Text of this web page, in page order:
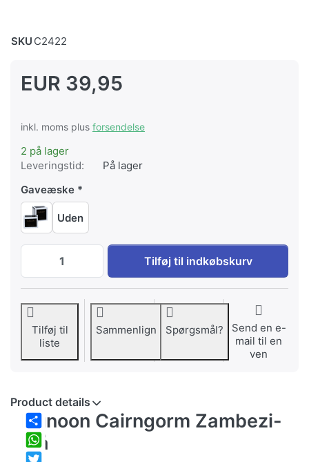
SKU C2422
EUR 39,95
inkl. moms plus forsendelse
2 på lager
Leveringstid:
På lager
Gaveæske
Uden
Dunoon Cairngorm Zambezi blå til EUR
Tilføj til indkøbskurv
Tilføj til
liste
Sammenlign Spørgsmål?
Send en e-
mail til en
ven
Share
WhatsApp
Product details
Dunoon Cairngorm Zambezi-
blå